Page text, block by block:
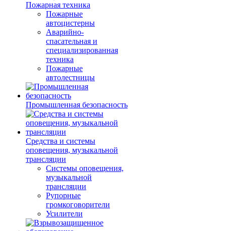
Пожарная техника
Пожарные
автоцистерны
Аварийно-
спасательная и
специализированная
техника
Пожарные
автолестницы
Промышленная безопасность
Средства и системы
оповещения, музыкальной
трансляции
Системы оповещения,
музыкальной
трансляции
Рупорные
громкоговорители
Усилители